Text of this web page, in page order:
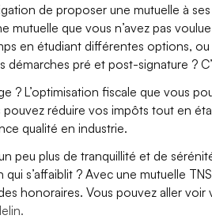
de proposer une mutuelle à
mutuelle que vous n’avez pas
en étudiant différentes options,
démarches pré et post-signature ?
? L’optimisation fiscale que vous
pouvez réduire vos impôts tout en
qualité en industrie.
peu plus de tranquillité et de
qui s’affaiblit ? Avec une mutuelle
honoraires. Vous pouvez aller